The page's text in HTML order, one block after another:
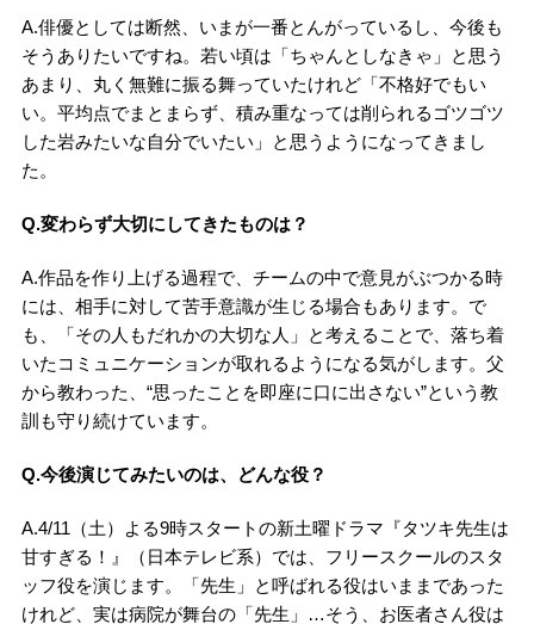
A.俳優としては断然、いまが一番とんがっているし、今後も
そうありたいですね。若い頃は「ちゃんとしなきゃ」と思う
あまり、丸く無難に振る舞っていたけれど「不格好でもい
い。平均点でまとまらず、積み重なっては削られるゴツゴツ
した岩みたいな自分でいたい」と思うようになってきまし
た。
Q.変わらず大切にしてきたものは？
A.作品を作り上げる過程で、チームの中で意見がぶつかる時
には、相手に対して苦手意識が生じる場合もあります。で
も、「その人もだれかの大切な人」と考えることで、落ち着
いたコミュニケーションが取れるようになる気がします。父
から教わった、“思ったことを即座に口に出さない”という教
訓も守り続けています。
Q.今後演じてみたいのは、どんな役？
A.4/11（土）よる9時スタートの新土曜ドラマ『タツキ先生は
甘すぎる！』（日本テレビ系）では、フリースクールのスタ
ッフ役を演じます。「先生」と呼ばれる役はいままであった
けれど、実は病院が舞台の「先生」…そう、お医者さん役は